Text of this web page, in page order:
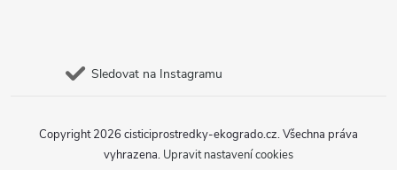
Sledovat na Instagramu
Copyright 2026 cisticiprostredky-ekogrado.cz. Všechna práva
vyhrazena. Upravit nastavení cookies